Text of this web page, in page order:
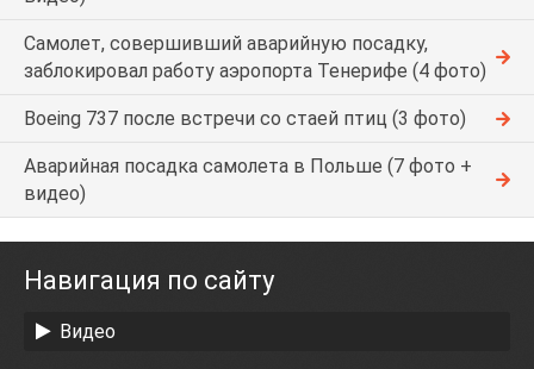
Самолет, совершивший аварийную посадку,
заблокировал работу аэропорта Тенерифе (4 фото)
Boeing 737 после встречи со стаей птиц (3 фото)
Аварийная посадка самолета в Польше (7 фото +
видео)
Навигация по сайту
Видео